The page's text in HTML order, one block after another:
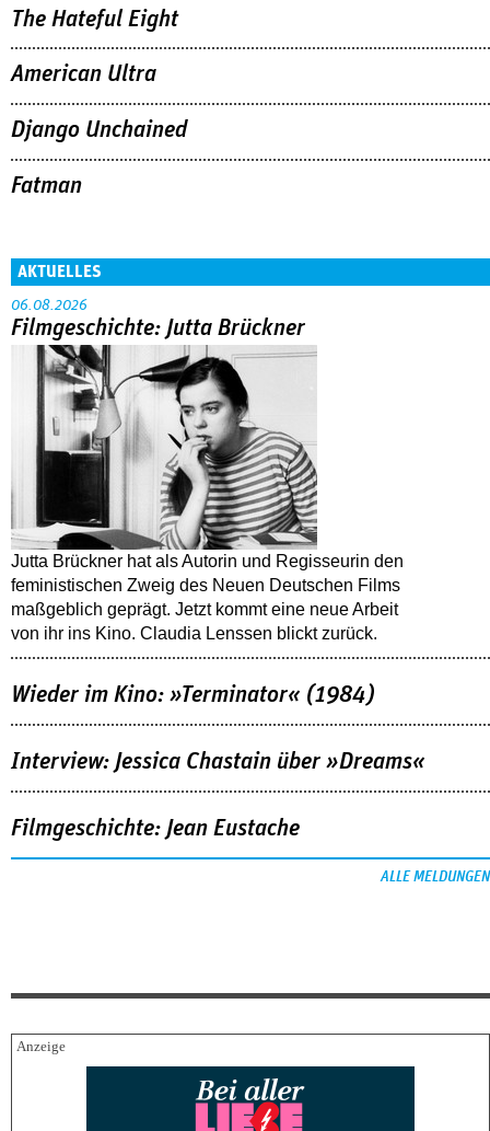
The Hateful Eight
American Ultra
Django Unchained
Fatman
AKTUELLES
06.08.2026
Filmgeschichte: Jutta Brückner
Jutta Brückner hat als Autorin und Regisseurin den
feministischen Zweig des Neuen Deutschen Films
maßgeblich geprägt. Jetzt kommt eine neue Arbeit
von ihr ins Kino. Claudia Lenssen blickt zurück.
Wieder im Kino: »Terminator« (1984)
Interview: Jessica Chastain über »Dreams«
Filmgeschichte: Jean Eustache
ALLE MELDUNGEN